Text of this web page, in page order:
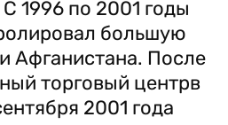
1996 по 2001 годы
большую
Афганистана. После
торговый центрв
2001 года